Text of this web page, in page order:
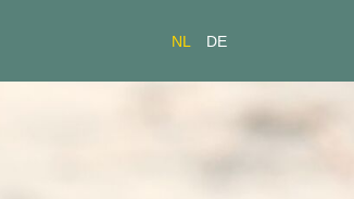
NL DE